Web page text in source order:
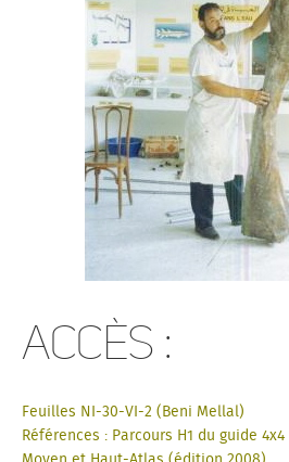
Accès :
Feuilles NI-30-VI-2 (Beni Mellal)
Références : Parcours H1 du guide 4x4